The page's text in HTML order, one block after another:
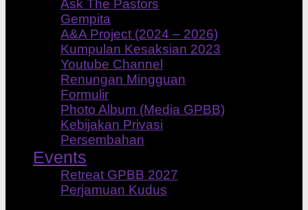
Ask The Pastors
Gempita
A&A Project (2024 – 2026)
Kumpulan Kesaksian 2023
Youtube Channel
Renungan Mingguan
Formulir
Photo Album (Media GPBB)
Kebijakan Privasi
Persembahan
Events
Retreat GPBB 2027
Perjamuan Kudus